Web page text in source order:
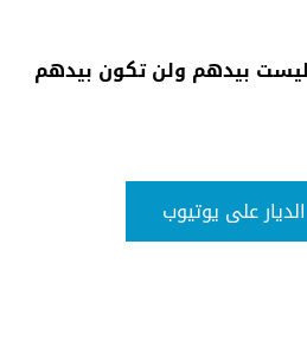
بيدهم ولن تكون بيدهم
على يوتيوب